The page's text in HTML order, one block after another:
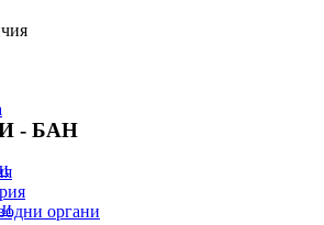
и
- БАН
органи